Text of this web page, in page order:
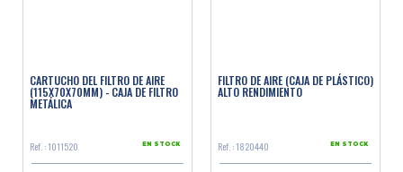
CARTUCHO DEL FILTRO DE AIRE
(115X70X70MM) - CAJA DE FILTRO
METÁLICA
Ref. : 1011520 EN STOCK
FILTRO DE AIRE (CAJA DE PLÁSTICO)
ALTO RENDIMIENTO
Ref. : 1820440 EN STOCK